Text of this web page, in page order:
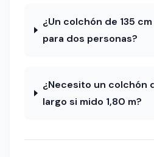
¿Un colchón de 135
para dos personas?
¿Necesito un colchón
largo si mido 1,80 m?